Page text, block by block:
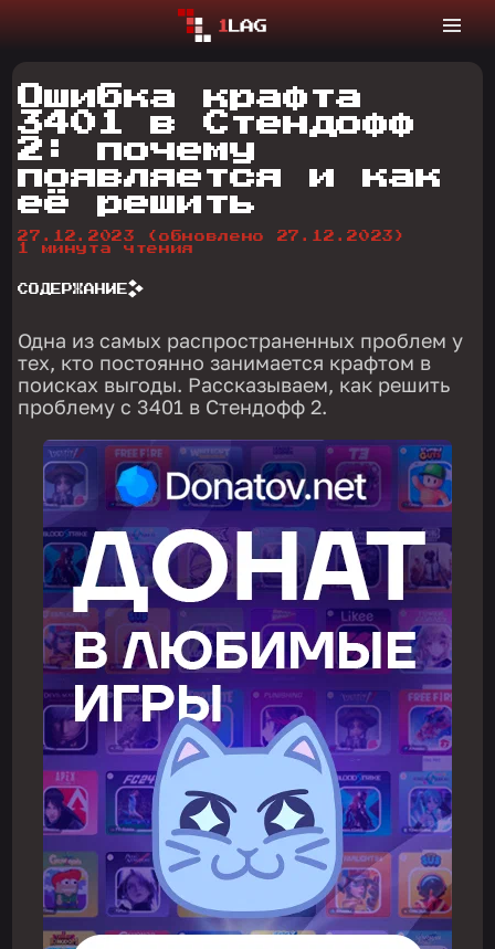
Ошибка крафта
3401 в Стендофф
2: почему
появляется и как
её решить
27.12.2023
(обновлено 27.12.2023)
1 минута чтения
СОДЕРЖАНИЕ
Одна из самых распространенных проблем у
тех, кто постоянно занимается крафтом в
поисках выгоды. Рассказываем, как решить
проблему с 3401 в Стендофф 2.